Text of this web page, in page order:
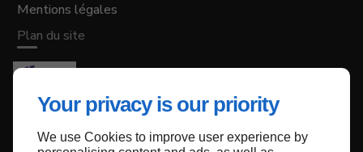
Your privacy is our priority
We use Cookies to improve user experience by
Mentions légales
Plan du site
Haut de page